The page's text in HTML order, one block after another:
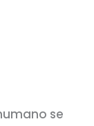
se